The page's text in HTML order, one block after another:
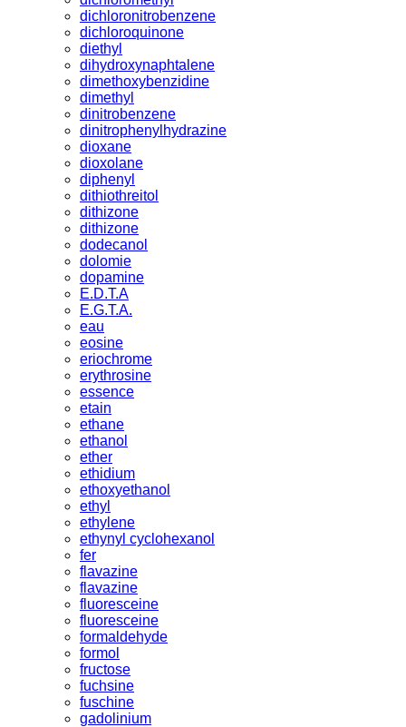
dichloronitrobenzene
dichloroquinone
diethyl
dihydroxynaphtalene
dimethoxybenzidine
dimethyl
dinitrobenzene
dinitrophenylhydrazine
dioxane
dioxolane
diphenyl
dithiothreitol
dithizone
dithizone
dodecanol
dolomie
dopamine
E.D.T.A
E.G.T.A.
eau
eosine
eriochrome
erythrosine
essence
etain
ethane
ethanol
ether
ethidium
ethoxyethanol
ethyl
ethylene
ethynyl cyclohexanol
fer
flavazine
flavazine
fluoresceine
fluoresceine
formaldehyde
formol
fructose
fuchsine
fuschine
gadolinium